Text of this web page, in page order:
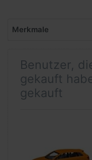
Merkmale
Benutzer,
gekauft
gekauft